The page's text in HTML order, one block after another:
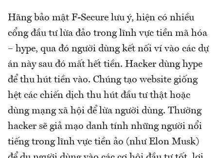
Hãng bảo mật F-Secure lưu ý, hiện có nhiều
cổng đầu tư lừa đảo trong lĩnh vực tiền mã hóa
– hype, qua đó người dùng kết nối ví vào các dự
án này sau đó mất hết tiền. Hacker dùng hype
để thu hút tiền vào. Chúng tạo website giống
hệt các chiến dịch thu hút đầu tư thật hoặc
dùng mạng xã hội để lừa người dùng. Thường
hacker sẽ giả mạo danh tính những người nổi
tiếng trong lĩnh vực tiền ảo (như Elon Musk)